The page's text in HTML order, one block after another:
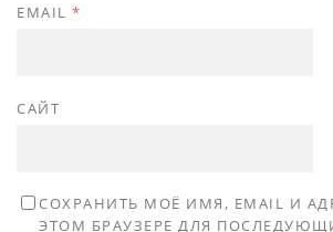
EMAIL *
САЙТ
СОХРАНИТЬ МОЁ ИМЯ, EMAIL И
ЭТОМ БРАУЗЕРЕ ДЛЯ